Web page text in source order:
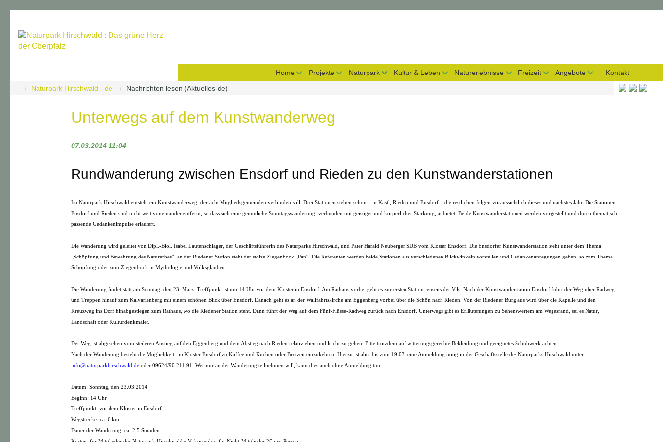
Home Projekte Naturpark Kultur & Leben Naturerlebnisse Freizeit Angebote Kontakt
Naturpark Hirschwald - de Nachrichten lesen (Aktuelles-de)
Unterwegs auf dem Kunstwanderweg
07.03.2014 11:04
Rundwanderung zwischen Ensdorf und Rieden zu den Kunstwanderstationen
Im Naturpark Hirschwald entsteht ein Kunstwanderweg, der acht Mitgliedsgemeinden verbinden soll. Drei Stationen stehen schon – in Kastl, Rieden und Ensdorf – die restlichen folgen voraussichtlich dieses und nächstes Jahr. Die Stationen
Ensdorf und Rieden sind nicht weit voneinander entfernt, so dass sich eine gemütliche Sonntagswanderung, verbunden mit geistiger und körperlicher Stärkung, anbietet. Beide Kunstwanderstationen werden vorgestellt und durch thematisch
passende Gedankenimpulse erläutert.
Die Wanderung wird geleitet von Dipl.-Biol. Isabel Lautenschlager, der Geschäftsführerin des Naturparks Hirschwald, und Pater Harald Neuberger SDB vom Kloster Ensdorf. Die Ensdorfer Kunstwanderstation steht unter dem Thema
„Schöpfung und Bewahrung des Naturerbes“, an der Riedener Station steht der stolze Ziegenbock „Pan“. Die Referenten werden beide Stationen aus verschiedenen Blickwinkeln vorstellen und Gedankenanregungen geben, so zum Thema
Schöpfung oder zum Ziegenbock in Mythologie und Volksglauben.
Die Wanderung findet statt am Sonntag, den 23. März. Treffpunkt ist um 14 Uhr vor dem Kloster in Ensdorf. Am Rathaus vorbei geht es zur ersten Station jenseits der Vils. Nach der Kunstwanderstation Ensdorf führt der Weg über Radweg
und Treppen hinauf zum Kalvarienberg mit einem schönen Blick über Ensdorf. Danach geht es an der Wallfahrtskirche am Eggenberg vorbei über die Schön nach Rieden. Von der Riedener Burg aus wird über die Kapelle und den
Kreuzweg ins Dorf hinabgestiegen zum Rathaus, wo die Riedener Station steht. Dann führt der Weg auf dem Fünf-Flüsse-Radweg zurück nach Ensdorf. Unterwegs gibt es Erläuterungen zu Sehenswertem am Wegesrand, sei es Natur,
Landschaft oder Kulturdenkmäler.
Der Weg ist abgesehen vom steileren Anstieg auf den Eggenberg und dem Abstieg nach Rieden relativ eben und leicht zu gehen. Bitte trotzdem auf witterungsgerechte Bekleidung und geeignetes Schuhwerk achten.
Nach der Wanderung besteht die Möglichkeit, im Kloster Ensdorf zu Kaffee und Kuchen oder Brotzeit einzukehren. Hierzu ist aber bis zum 19.03. eine Anmeldung nötig in der Geschäftsstelle des Naturparks Hirschwald unter
info@naturparkhirschwald.de oder 09624/90 211 91. Wer nur an der Wanderung teilnehmen will, kann dies auch ohne Anmeldung tun.
Datum: Sonntag, den 23.03.2014
Beginn: 14 Uhr
Treffpunkt: vor dem Kloster in Ensdorf
Wegstrecke: ca. 6 km
Dauer der Wanderung: ca. 2,5 Stunden